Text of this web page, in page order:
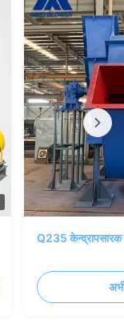
Q235 केन्द्रापसारक